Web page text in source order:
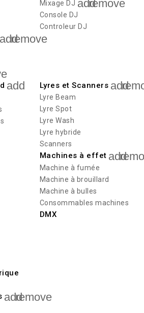
Mixage DJ addremove
Console DJ
Controleur DJ
addremove
add
Lyres et Scanners add
Lyre Beam
Lyre Spot
Lyre Wash
Lyre hybride
Scanners
Machines à effet add
Machine à fumée
Machine à brouillard
Machine à bulles
Consommables machines
DMX
addremove